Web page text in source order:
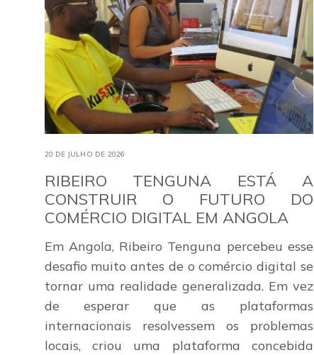
20 DE JULHO DE 2026
RIBEIRO TENGUNA ESTÁ A
CONSTRUIR O FUTURO DO
COMÉRCIO DIGITAL EM ANGOLA
Em Angola, Ribeiro Tenguna percebeu esse
desafio muito antes de o comércio digital se
tornar uma realidade generalizada. Em vez
de esperar que as plataformas
internacionais resolvessem os problemas
locais, criou uma plataforma concebida